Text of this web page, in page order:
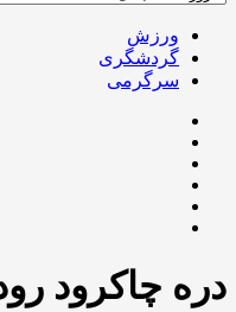
ورزش
گردشگری
سرگرمی
دره چاکرود